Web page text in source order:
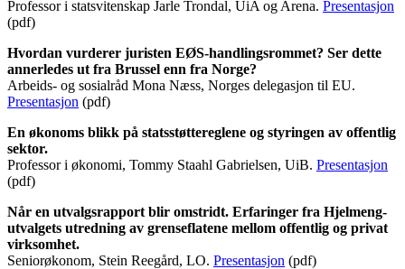
Professor i statsvitenskap Jarle Trondal, UiA og Arena. Presentasjon
(pdf)
Hvordan vurderer juristen EØS-handlingsrommet? Ser dette
annerledes ut fra Brussel enn fra Norge?
Arbeids- og sosialråd Mona Næss, Norges delegasjon til EU.
Presentasjon (pdf)
En økonoms blikk på statsstøttereglene og styringen av offentlig
sektor.
Professor i økonomi, Tommy Staahl Gabrielsen, UiB. Presentasjon
(pdf)
Når en utvalgsrapport blir omstridt. Erfaringer fra Hjelmeng-
utvalgets utredning av grenseflatene mellom offentlig og privat
virksomhet.
Seniorøkonom, Stein Reegård, LO. Presentasjon (pdf)